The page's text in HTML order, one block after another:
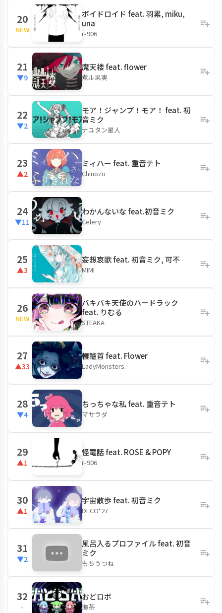
20
NEW
ボイドロイド feat. 羽累, miku,
una
r-906
21
▼9
魔天楼 feat. flower
煮ル果実
22
▼2
モア！ジャンプ！モア！ feat. 初
音ミク
ナユタン星人
23
▲2
ミィハー feat. 重音テト
Chinozo
24
▼11
わかんないな feat.初音ミク
Celery
25
▲3
妄想哀歌 feat. 初音ミク, 可不
MIMI
26
NEW
パキパキ天使のハードラック
feat. りむる
STEAKA
27
▲33
轆轤首 feat. Flower
LadyMonsters.
28
▼4
ちっちゃな私 feat. 重音テト
マサラダ
29
▲1
怪電話 feat. ROSE & POPY
r-906
30
▲1
宇宙散歩 feat. 初音ミク
DECO*27
31
▼2
風呂入るプロファイル feat. 初音
ミク
もちうつね
32
-
おどロボ
海茶